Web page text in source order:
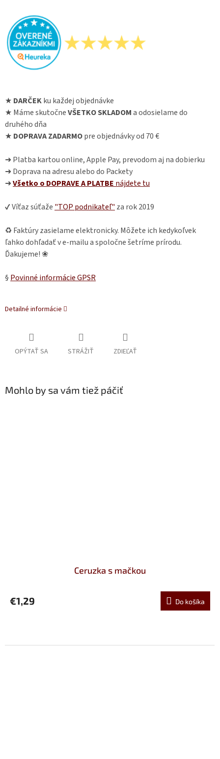
★ DARČEKku každej objednávke
★ Máme skutočneVŠETKO SKLADOMa odosielame do
druhého dňa
★ DOPRAVA ZADARMOpre objednávky od 70 €
➜ Platba kartou online, Apple Pay, prevodom aj na dobierku
➜ Doprava na adresu alebo do Packety
➜Všetko o DOPRAVE A PLATBE nájdete tu
✔ Víťaz súťaže "TOP podnikateľ" za rok 2019
♻ Faktúry zasielame elektronicky. Môžete ich kedykoľvek
ľahko dohľadať v e-mailu a spoločne šetríme prírodu.
Ďakujeme! ❀
§ Povinné informácie GPSR
Detailné informácie
OPÝTAŤ SA STRÁŽIŤ ZDIEĽAŤ
Mohlo by sa vám tiež páčiť
Ceruzka s mačkou
€1,29 Do košíka